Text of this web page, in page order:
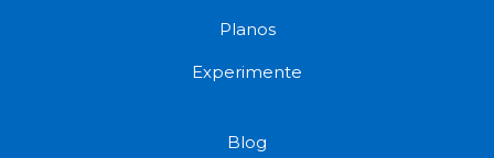
Planos
Experimente
Blog